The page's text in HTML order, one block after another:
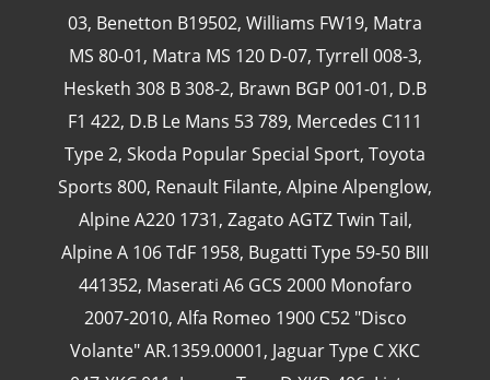
03, Benetton B19502, Williams FW19, Matra
MS 80-01, Matra MS 120 D-07, Tyrrell 008-3,
Hesketh 308 B 308-2, Brawn BGP 001-01, D.B
F1 422, D.B Le Mans 53 789, Mercedes C111
Type 2, Skoda Popular Special Sport, Toyota
Sports 800, Renault Filante, Alpine Alpenglow,
Alpine A220 1731, Zagato AGTZ Twin Tail,
Alpine A 106 TdF 1958, Bugatti Type 59-50 BIII
441352, Maserati A6 GCS 2000 Monofaro
2007-2010, Alfa Romeo 1900 C52 "Disco
Volante" AR.1359.00001, Jaguar Type C XKC
(18)
24 Heures Du Mans 1967
(5)